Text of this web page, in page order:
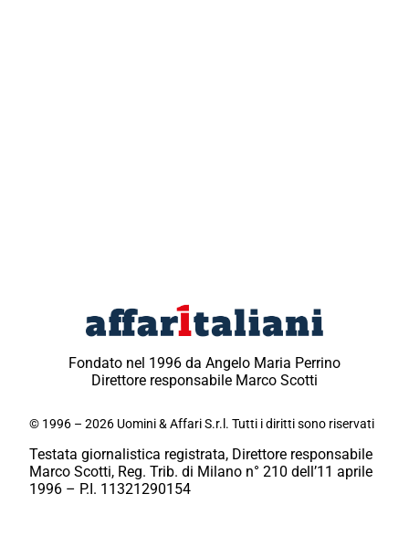
Fondato nel 1996 da Angelo Maria Perrino
Direttore responsabile Marco Scotti
© 1996 – 2026 Uomini & Affari S.r.l. Tutti i diritti sono riservati
Testata giornalistica registrata, Direttore responsabile
Marco Scotti, Reg. Trib. di Milano n° 210 dell’11 aprile
1996 – P.I. 11321290154